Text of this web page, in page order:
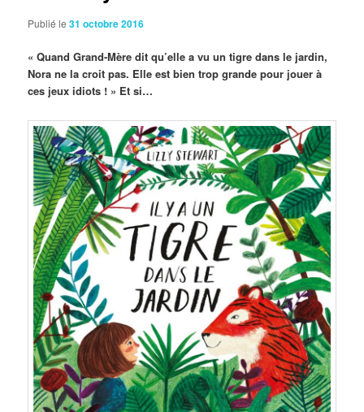
Publié le31 octobre 2016
« Quand Grand-Mère dit qu’elle a vu un tigre dans le jardin,
Nora ne la croit pas. Elle est bien trop grande pour jouer à
ces jeux idiots ! » Et si…